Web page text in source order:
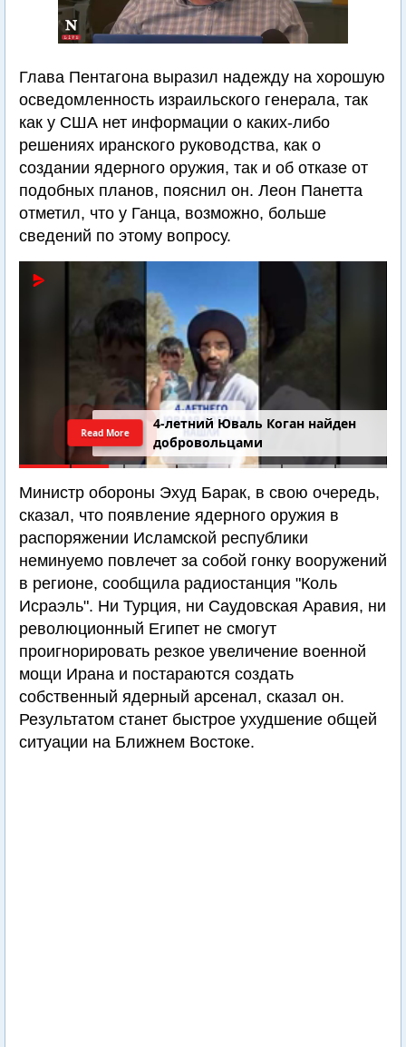
Глава Пентагона выразил надежду на хорошую
осведомленность израильского генерала, так
как у США нет информации о каких-либо
решениях иранского руководства, как о
создании ядерного оружия, так и об отказе от
подобных планов, пояснил он. Леон Панетта
отметил, что у Ганца, возможно, больше
сведений по этому вопросу.
4-летний Юваль Коган найден
добровольцами
Read More
Министр обороны Эхуд Барак, в свою очередь,
сказал, что появление ядерного оружия в
распоряжении Исламской республики
неминуемо повлечет за собой гонку вооружений
в регионе, сообщила радиостанция "Коль
Исраэль". Ни Турция, ни Саудовская Аравия, ни
революционный Египет не смогут
проигнорировать резкое увеличение военной
мощи Ирана и постараются создать
собственный ядерный арсенал, сказал он.
Результатом станет быстрое ухудшение общей
ситуации на Ближнем Востоке.